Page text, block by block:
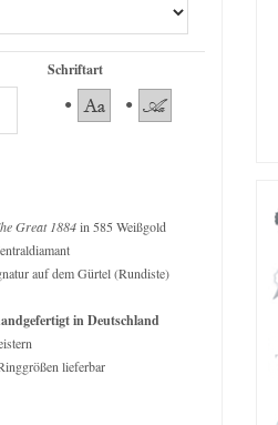
Schriftart
Great 1884in 585 Weißgold
auf dem Gürtel (Rundiste)
in Deutschland
lieferbar
The Queen Diamond 1,00 ct Diamantring